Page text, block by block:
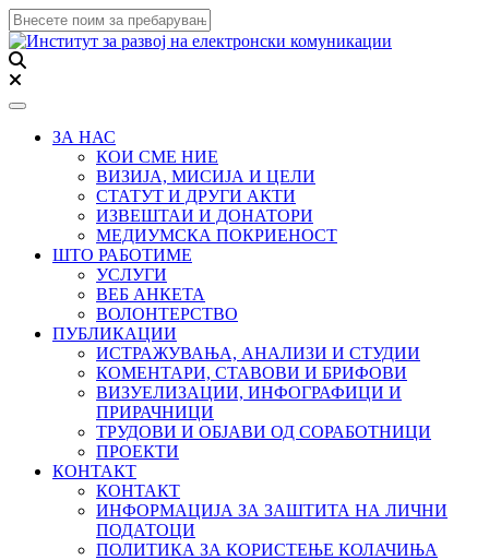
Toggle navigation
ЗА НАС
КОИ СМЕ НИЕ
ВИЗИЈА, МИСИЈА И ЦЕЛИ
СТАТУТ И ДРУГИ АКТИ
ИЗВЕШТАИ И ДОНАТОРИ
МЕДИУМСКА ПОКРИЕНОСТ
ШТО РАБОТИМЕ
УСЛУГИ
ВЕБ АНКЕТА
ВОЛОНТЕРСТВО
ПУБЛИКАЦИИ
ИСТРАЖУВАЊА, АНАЛИЗИ И СТУДИИ
КОМЕНТАРИ, СТАВОВИ И БРИФОВИ
ВИЗУЕЛИЗАЦИИ, ИНФОГРАФИЦИ И
ПРИРАЧНИЦИ
ТРУДОВИ И ОБЈАВИ ОД СОРАБОТНИЦИ
ПРОЕКТИ
КОНТАКТ
КОНТАКТ
ИНФОРМАЦИЈА ЗА ЗАШТИТА НА ЛИЧНИ
ПОДАТОЦИ
ПОЛИТИКА ЗА КОРИСТЕЊЕ КОЛАЧИЊА